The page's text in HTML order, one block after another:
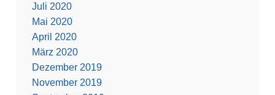
Juli 2020
Mai 2020
April 2020
März 2020
Dezember 2019
November 2019